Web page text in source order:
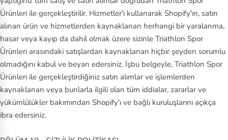
Ürünleri ile gerçekleştirilir. Hizmetler'i kullanarak Shopify'ın, satın
alınan ürün ve hizmetlerden kaynaklanan herhangi bir yaralanma,
hasar veya kayıp da dahil olmak üzere sizinle Triathlon Spor
Ürünleri arasındaki satışlardan kaynaklanan hiçbir şeyden sorumlu
olmadığını kabul ve beyan edersiniz. İşbu belgeyle, Triathlon Spor
Ürünleri ile gerçekleştirdiğiniz satın alımlar ve işlemlerden
kaynaklanan veya bunlarla ilgili olan tüm iddialar, zararlar ve
yükümlülükler bakımından Shopify'ı ve bağlı kuruluşlarını açıkça
ibra edersiniz.